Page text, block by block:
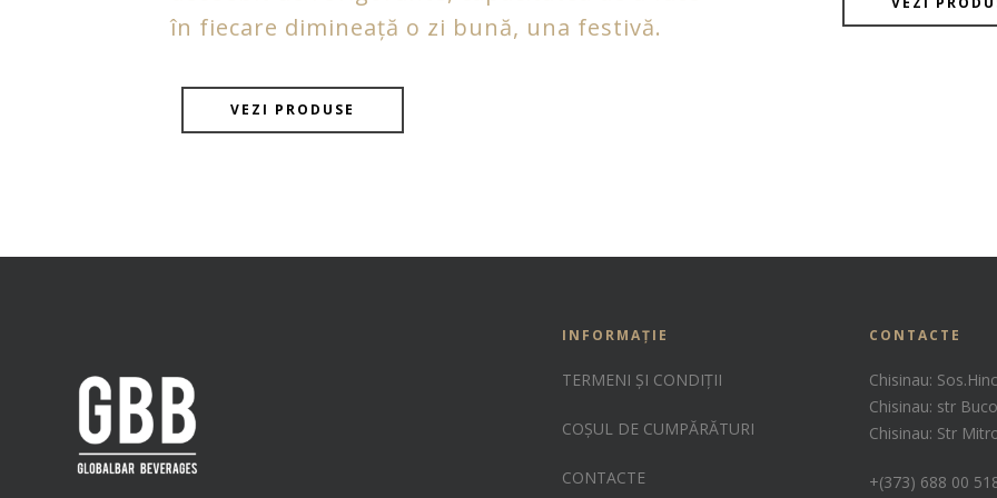
în fiecare dimineață o zi bună, una festivă.
VEZI PRODUSE
INFORMAȚIE
TERMENI ȘI CONDIȚII
COȘUL DE CUMPĂRĂTURI
CONTACTE
CONTACTE
Chisinau:
Chisinau: str
Chisinau: Str
+(373) 688 00